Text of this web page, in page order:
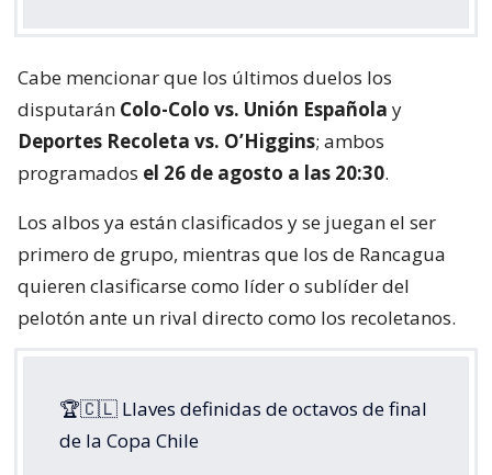
Cabe mencionar que los últimos duelos los
disputarán Colo-Colo vs. Unión Española y
Deportes Recoleta vs. O’Higgins; ambos
programados el 26 de agosto a las 20:30.
Los albos ya están clasificados y se juegan el ser
primero de grupo, mientras que los de Rancagua
quieren clasificarse como líder o sublíder del
pelotón ante un rival directo como los recoletanos.
🏆🇨🇱 Llaves definidas de octavos de final
de la Copa Chile